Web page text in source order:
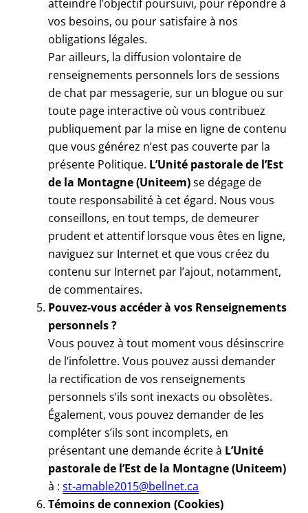
atteindre l’objectif poursuivi, pour répondre à
vos besoins, ou pour satisfaire à nos
obligations légales.
Par ailleurs, la diffusion volontaire de
renseignements personnels lors de sessions
de chat par messagerie, sur un blogue ou sur
toute page interactive où vous contribuez
publiquement par la mise en ligne de contenu
que vous générez n’est pas couverte par la
présente Politique. L’Unité pastorale de l’Est
de la Montagne (Uniteem)se dégage de
toute responsabilité à cet égard. Nous vous
conseillons, en tout temps, de demeurer
prudent et attentif lorsque vous êtes en ligne,
naviguez sur Internet et que vous créez du
contenu sur Internet par l’ajout, notamment,
de commentaires.
Pouvez-vous accéder à vos Renseignements
personnels ?
Vous pouvez à tout moment vous désinscrire
de l’infolettre. Vous pouvez aussi demander
la rectification de vos renseignements
personnels s’ils sont inexacts ou obsolètes.
Également, vous pouvez demander de les
compléter s’ils sont incomplets, en
présentant une demande écrite à L’Unité
pastorale de l’Est de la Montagne (Uniteem)
à :st-amable2015@bellnet.ca
Témoins de connexion (Cookies)